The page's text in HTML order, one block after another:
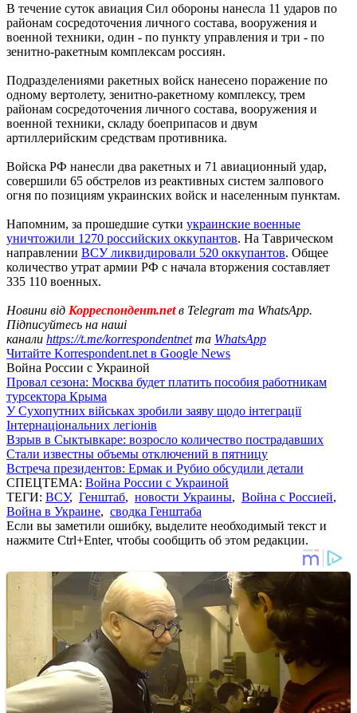
В течение суток авиация Сил обороны нанесла 11 ударов по
районам сосредоточения личного состава, вооружения и
военной техники, один - по пункту управления и три - по
зенитно-ракетным комплексам россиян.
Подразделениями ракетных войск нанесено поражение по
одному вертолету, зенитно-ракетному комплексу, трем
районам сосредоточения личного состава, вооружения и
военной техники, складу боеприпасов и двум
артиллерийским средствам противника.
Войска РФ нанесли два ракетных и 71 авиационный удар,
совершили 65 обстрелов из реактивных систем залпового
огня по позициям украинских войск и населенным пунктам.
Напомним, за прошедшие сутки украинские военные
уничтожили 1270 российских оккупантов. На Таврическом
направлении ВСУ ликвидировали 520 оккупантов. Общее
количество утрат армии РФ с начала вторжения составляет
335 110 военных.
Новини від Корреспондент.netв Telegram та WhatsApp.
Підписуйтесь на наші
канали https://t.me/korrespondentnetта WhatsApp
Читайте Korrespondent.net в Google News
Война России с Украиной
Провал сезона: Москва будет платить пособия работникам
турсектора Крыма
У Сухопутних військах зробили заяву щодо інтеграції
Інтернаціональних легіонів
Взрыв в Сыктывкаре: возросло количество пострадавших
Стали известны объемы отключений в пятницу
Встреча президентов: Ермак и Рубио обсудили детали
СПЕЦТЕМА: Война России с Украиной
ТЕГИ: ВСУ, Генштаб, новости Украины, Война с Россией,
Война в Украине, сводка Генштаба
Если вы заметили ошибку, выделите необходимый текст и
нажмите Ctrl+Enter, чтобы сообщить об этом редакции.